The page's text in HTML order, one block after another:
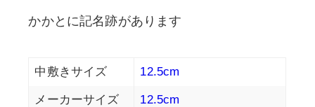
かかとに記名跡があります
中敷きサイズ 12.5cm
メーカーサイズ 12.5cm